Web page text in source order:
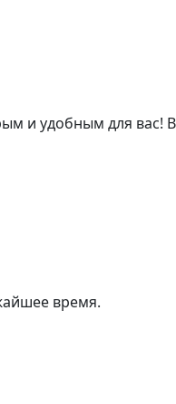
и удобным для вас!
время.